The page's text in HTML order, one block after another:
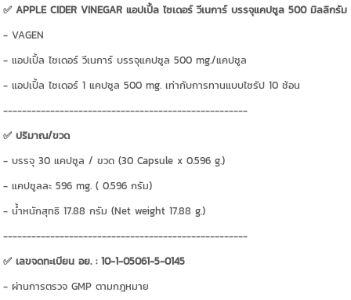
✅ APPLE CIDER VINEGAR แอปเปิ้ล ไซเดอร์ วีเนการ์ บรรจุแคปซูล 500 มิลลิกรัม
- VAGEN
- แอปเปิ้ล ไซเดอร์ วีเนการ์ บรรจุแคปซูล 500 mg./แคปซูล
- แอปเปิ้ล ไซเดอร์ 1 แคปซูล 500 mg. เท่ากับการทานแบบไซรัป 10 ช้อน
----------------------------------------------------
✅ ปริมาณ/ขวด
- บรรจุ 30 แคปซูล / ขวด (30 Capsule x 0.596 g.)
- แคปซูลละ 596 mg. ( 0.596 กรัม)
- น้ำหนักสุทธิ 17.88 กรัม (Net weight 17.88 g.)
----------------------------------------------------
✅ เลขจดทะเบียน อย. : 10-1-05061-5-0145
- ผ่านการตรวจ GMP ตามกฎหมาย